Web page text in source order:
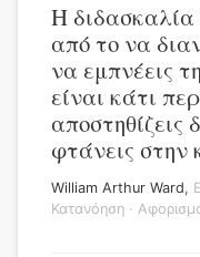
Η διδασκαλία
από το να
να εμπνέεις
είναι κάτι
αποστηθίζεις
φτάνεις στην
William Arthur Ward,
Κατανόηση ·